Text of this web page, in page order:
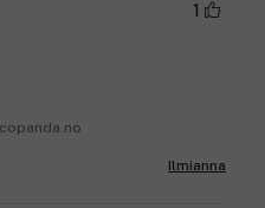
1
Ilmianna